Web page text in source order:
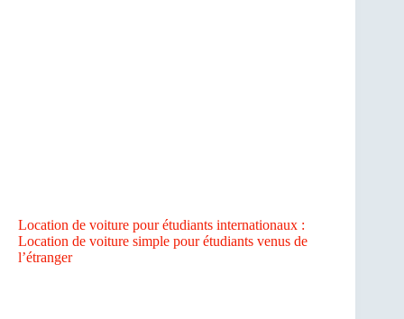
Location de voiture pour étudiants internationaux :
Location de voiture simple pour étudiants venus de
l’étranger